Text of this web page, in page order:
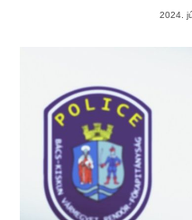
2024.